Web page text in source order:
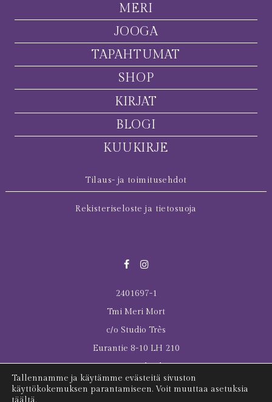
MERI
JOOGA
TAPAHTUMAT
SHOP
KIRJAT
BLOGI
KUUKIRJE
Tilaus- ja toimitusehdot
Rekisteriseloste ja tietosuoja
2401697-1
Tmi Meri Mort
c/o Studio Très
Eurantie 8-10 LH 210
00550 Helsinki
© 2026 All rights reserved Meri Mort
Tallennamme ja käytämme evästeitä sivuston
käyttökokemuksen parantamiseen. Voit muuttaa asetuksia